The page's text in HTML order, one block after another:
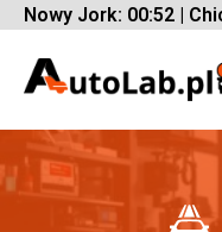
Nowy Jork: 00:52 |